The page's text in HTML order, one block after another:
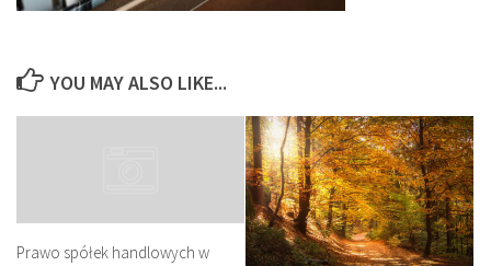
YOU MAY ALSO LIKE...
Prawo spółek handlowych w